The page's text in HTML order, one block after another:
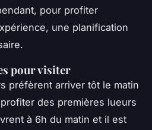
pour profiter
une planification
pour visiter
préfèrent arriver tôt le matin
des premières lueurs
à 6h du matin et il est